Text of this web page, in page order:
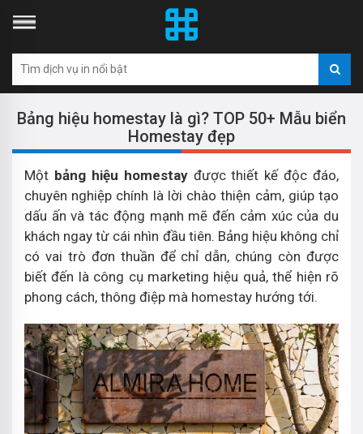
Bảng hiệu homestay là gì? TOP 50+ Mẫu biển
Homestay đẹp
Một bảng hiệu homestayđược thiết kế độc đáo,
chuyên nghiệp chính là lời chào thiện cảm, giúp tạo
dấu ấn và tác động mạnh mẽ đến cảm xúc của du
khách ngay từ cái nhìn đầu tiên. Bảng hiệu không chỉ
có vai trò đơn thuần để chỉ dẫn, chúng còn được
biết đến là công cụ marketing hiệu quả, thể hiện rõ
phong cách, thông điệp mà homestay hướng tới.